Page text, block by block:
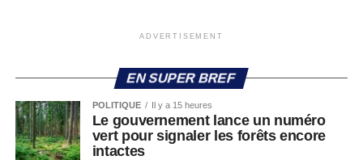
ADVERTISEMENT
EN SUPER BREF
POLITIQUE Il y a 15 heures
Le gouvernement lance un numéro
vert pour signaler les forêts encore
intactes